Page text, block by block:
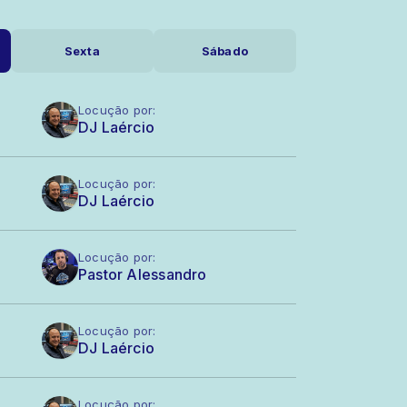
Sexta Sábado
Locução por:
DJ Laércio
Locução por:
DJ Laércio
Locução por:
Pastor Alessandro
Locução por:
DJ Laércio